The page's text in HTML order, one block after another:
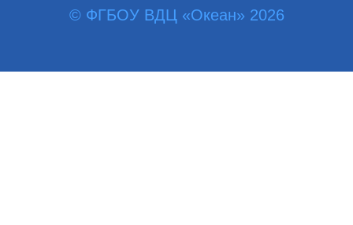
© ФГБОУ ВДЦ «Океан» 2026